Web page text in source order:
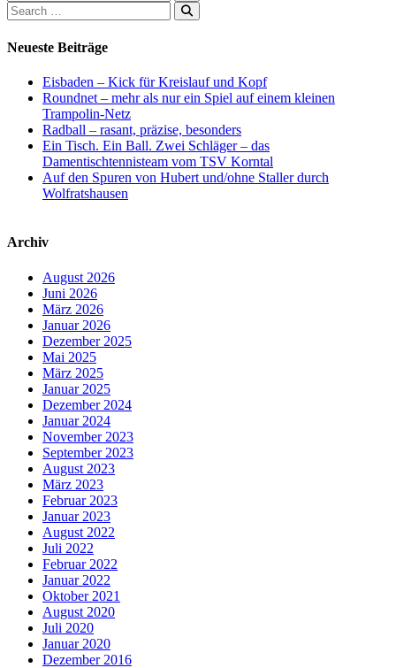
Search
Neueste Beiträge
Eisbaden – Kick für Kreislauf und Kopf
Roundnet – mehr als nur ein Spiel auf einem kleinen
Trampolin-Netz
Radball – rasant, präzise, besonders
Ein Tisch. Ein Ball. Zwei Schläger – das
Damentischtennisteam vom TSV Korntal
Auf den Spuren von Hubert und/ohne Staller durch
Wolfratshausen
Archiv
August 2026
Juni 2026
März 2026
Januar 2026
Dezember 2025
Mai 2025
März 2025
Januar 2025
Dezember 2024
Januar 2024
November 2023
September 2023
August 2023
März 2023
Februar 2023
Januar 2023
August 2022
Juli 2022
Februar 2022
Januar 2022
Oktober 2021
August 2020
Juli 2020
Januar 2020
Dezember 2016